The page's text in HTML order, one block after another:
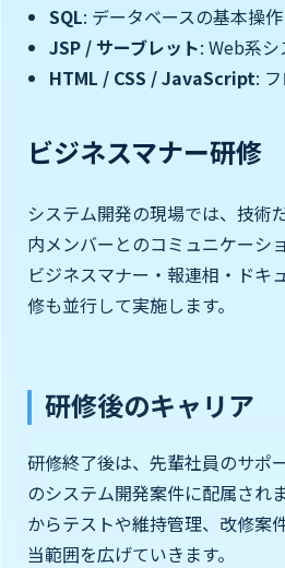
SQL: データベースの基本操
JSP / サーブレット: Web系
HTML / CSS / JavaScript:
ビジネスマナー研修
システム開発の現場では、技術
内メンバーとのコミュニケーシ
ビジネスマナー・報連相・ドキ
修も並行して実施します。
研修後のキャリア
研修終了後は、先輩社員のサポ
のシステム開発案件に配属され
からテストや維持管理、改修案
当範囲を広げていきます。